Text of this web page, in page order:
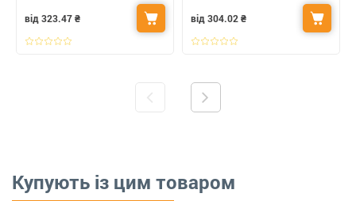
від 323.47₴
від 304.02₴
Купують із цим товаром